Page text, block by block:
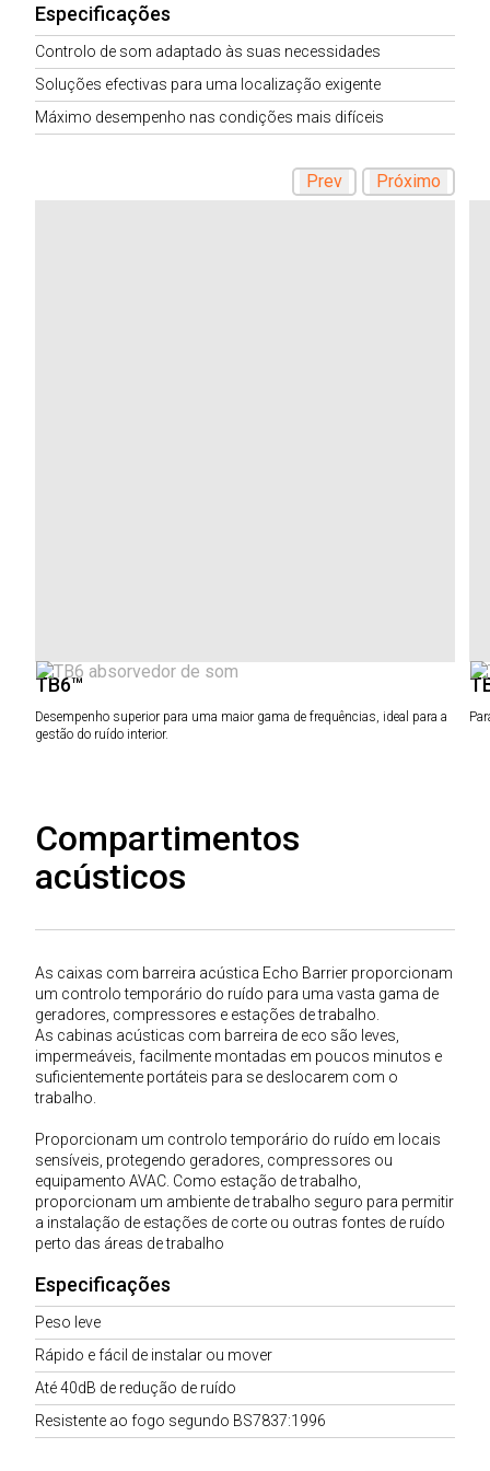
Especificações
Controlo de som adaptado às suas necessidades
Soluções efectivas para uma localização exigente
Máximo desempenho nas condições mais difíceis
Prev Próximo
TB6™
Desempenho superior para uma maior gama de frequências, ideal para a
gestão do ruído interior.
Compartimentos
acústicos
As caixas com barreira acústica Echo Barrier proporcionam
um controlo temporário do ruído para uma vasta gama de
geradores, compressores e estações de trabalho.
As cabinas acústicas com barreira de eco são leves,
impermeáveis, facilmente montadas em poucos minutos e
suficientemente portáteis para se deslocarem com o
trabalho.
Proporcionam um controlo temporário do ruído em locais
sensíveis, protegendo geradores, compressores ou
equipamento AVAC. Como estação de trabalho,
proporcionam um ambiente de trabalho seguro para permitir
a instalação de estações de corte ou outras fontes de ruído
perto das áreas de trabalho
Especificações
Peso leve
Rápido e fácil de instalar ou mover
Até 40dB de redução de ruído
Resistente ao fogo segundo BS7837:1996